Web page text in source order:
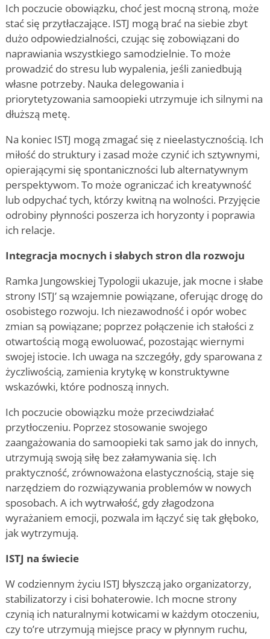
Ich poczucie obowiązku, choć jest mocną stroną, może
stać się przytłaczające. ISTJ mogą brać na siebie zbyt
dużo odpowiedzialności, czując się zobowiązani do
naprawiania wszystkiego samodzielnie. To może
prowadzić do stresu lub wypalenia, jeśli zaniedbują
własne potrzeby. Nauka delegowania i
priorytetyzowania samoopieki utrzymuje ich silnymi na
dłuższą metę.
Na koniec ISTJ mogą zmagać się z nieelastycznością. Ich
miłość do struktury i zasad może czynić ich sztywnymi,
opierającymi się spontaniczności lub alternatywnym
perspektywom. To może ograniczać ich kreatywność
lub odpychać tych, którzy kwitną na wolności. Przyjęcie
odrobiny płynności poszerza ich horyzonty i poprawia
ich relacje.
Integracja mocnych i słabych stron dla rozwoju
Ramka Jungowskiej Typologii ukazuje, jak mocne i słabe
strony ISTJ’ są wzajemnie powiązane, oferując drogę do
osobistego rozwoju. Ich niezawodność i opór wobec
zmian są powiązane; poprzez połączenie ich stałości z
otwartością mogą ewoluować, pozostając wiernymi
swojej istocie. Ich uwaga na szczegóły, gdy sparowana z
życzliwością, zamienia krytykę w konstruktywne
wskazówki, które podnoszą innych.
Ich poczucie obowiązku może przeciwdziałać
przytłoczeniu. Poprzez stosowanie swojego
zaangażowania do samoopieki tak samo jak do innych,
utrzymują swoją siłę bez załamywania się. Ich
praktyczność, zrównoważona elastycznością, staje się
narzędziem do rozwiązywania problemów w nowych
sposobach. A ich wytrwałość, gdy złagodzona
wyrażaniem emocji, pozwala im łączyć się tak głęboko,
jak wytrzymują.
ISTJ na świecie
W codziennym życiu ISTJ błyszczą jako organizatorzy,
stabilizatorzy i cisi bohaterowie. Ich mocne strony
czynią ich naturalnymi kotwicami w każdym otoczeniu,
czy to’re utrzymują miejsce pracy w płynnym ruchu,